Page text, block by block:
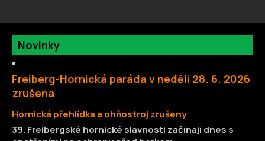
Novinky
Freiberg-Hornická paráda v neděli 28. 6. 2026
zrušena
Hornická přehlídka a ohňostroj zrušeny
39. Freibergské hornické slavnosti začínají dnes s